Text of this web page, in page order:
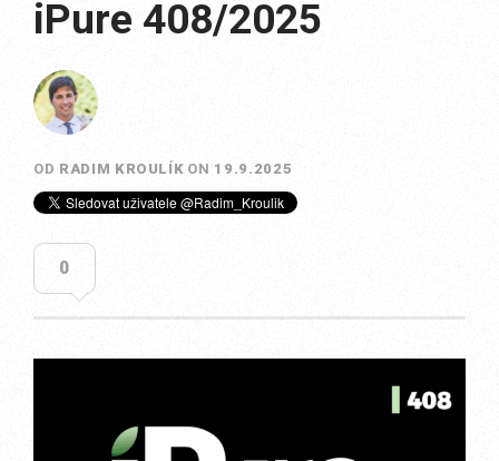
iPure 408/2025
OD RADIM KROULÍK ON 19.9.2025
0